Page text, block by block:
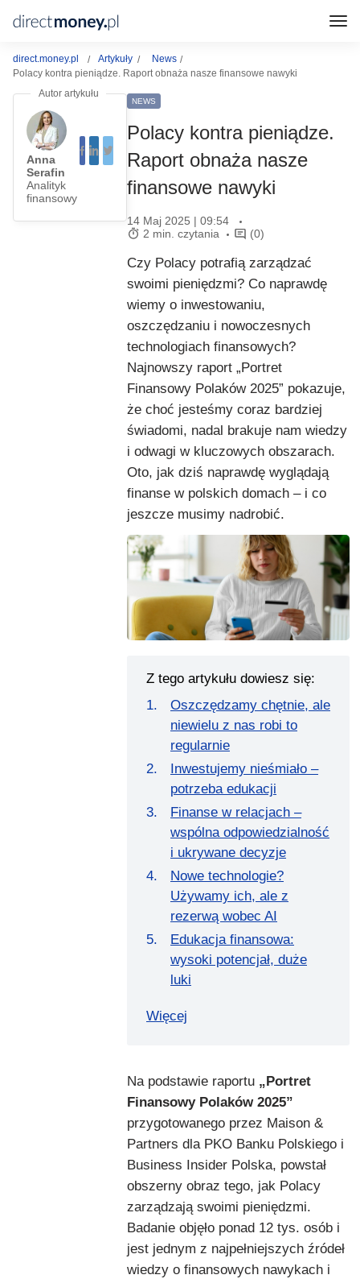
direct.money.pl Artykuły
News
Polacy kontra pieniądze. Raport obnaża nasze finansowe nawyki
Anna
Serafin
Analityk
finansowy
NEWS
Polacy kontra pieniądze.
Raport obnaża nasze
finansowe nawyki
14 Maj 2025 | 09:54
2 min. czytania
(0)
Czy Polacy potrafią zarządzać
swoimi pieniędzmi? Co naprawdę
wiemy o inwestowaniu,
oszczędzaniu i nowoczesnych
technologiach finansowych?
Najnowszy raport „Portret
Finansowy Polaków 2025” pokazuje,
że choć jesteśmy coraz bardziej
świadomi, nadal brakuje nam wiedzy
i odwagi w kluczowych obszarach.
Oto, jak dziś naprawdę wyglądają
finanse w polskich domach – i co
jeszcze musimy nadrobić.
Z tego artykułu dowiesz się:
Oszczędzamy chętnie, ale
niewielu z nas robi to
regularnie
Inwestujemy nieśmiało –
potrzeba edukacji
Finanse w relacjach –
wspólna odpowiedzialność
i ukrywane decyzje
Nowe technologie?
Używamy ich, ale z
rezerwą wobec AI
Edukacja finansowa:
wysoki potencjał, duże
luki
Więcej
Na podstawie raportu „Portret
Finansowy Polaków 2025”
przygotowanego przez Maison &
Partners dla PKO Banku Polskiego i
Business Insider Polska, powstał
obszerny obraz tego, jak Polacy
zarządzają swoimi pieniędzmi.
Badanie objęło ponad 12 tys. osób i
jest jednym z najpełniejszych źródeł
wiedzy o finansowych nawykach i